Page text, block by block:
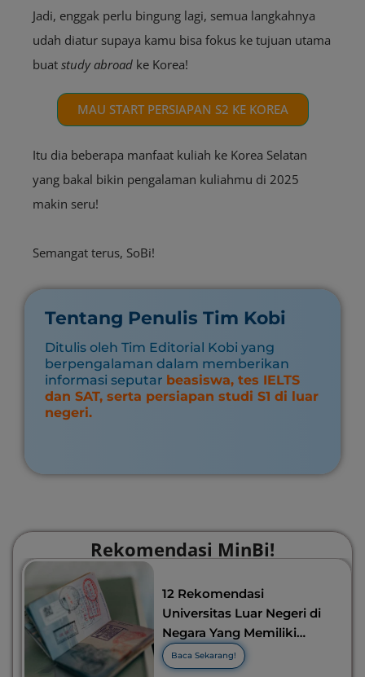
Jadi, enggak perlu bingung lagi, semua langkahnya
udah diatur supaya kamu bisa fokus ke tujuan utama
buat study abroad ke Korea!
MAU START PERSIAPAN S2 KE KOREA
Itu dia beberapa manfaat kuliah ke Korea Selatan
yang bakal bikin pengalaman kuliahmu di 2025
makin seru!
Semangat terus, SoBi!
Tentang Penulis Tim Kobi
Ditulis oleh Tim Editorial Kobi yang
berpengalaman dalam memberikan
informasi seputar beasiswa, tes IELTS
dan SAT, serta persiapan studi S1 di luar
negeri.
Rekomendasi MinBi!
12 Rekomendasi
Universitas Luar Negeri di
Negara Yang Memiliki
Visa Murah di 2026-2027!
Baca Sekarang!